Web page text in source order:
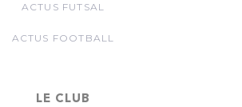
ACTUS FUTSAL
ACTUS FOOTBALL
LE CLUB